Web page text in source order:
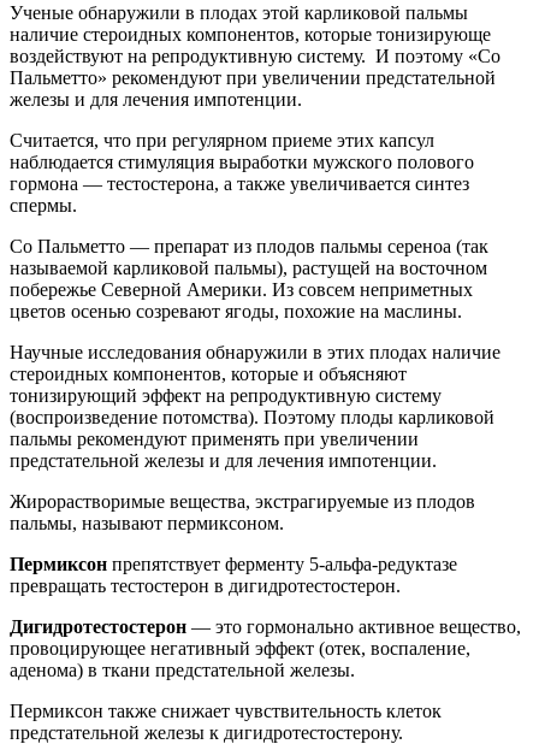
Ученые обнаружили в плодах этой карликовой пальмы
наличие стероидных компонентов, которые тонизирующе
воздействуют на репродуктивную систему. И поэтому «Со
Пальметто» рекомендуют при увеличении предстательной
железы и для лечения импотенции.
Считается, что при регулярном приеме этих капсул
наблюдается стимуляция выработки мужского полового
гормона — тестостерона, а также увеличивается синтез
спермы.
Со Пальметто — препарат из плодов пальмы сереноа (так
называемой карликовой пальмы), растущей на восточном
побережье Северной Америки. Из совсем неприметных
цветов осенью созревают ягоды, похожие на маслины.
Научные исследования обнаружили в этих плодах наличие
стероидных компонентов, которые и объясняют
тонизирующий эффект на репродуктивную систему
(воспроизведение потомства). Поэтому плоды карликовой
пальмы рекомендуют применять при увеличении
предстательной железы и для лечения импотенции.
Жирорастворимые вещества, экстрагируемые из плодов
пальмы, называют пермиксоном.
Пермиксон препятствует ферменту 5-альфа-редуктазе
превращать тестостерон в дигидротестостерон.
Дигидротестостерон — это гормонально активное вещество,
провоцирующее негативный эффект (отек, воспаление,
аденома) в ткани предстательной железы.
Пермиксон также снижает чувствительность клеток
предстательной железы к дигидротестостерону.